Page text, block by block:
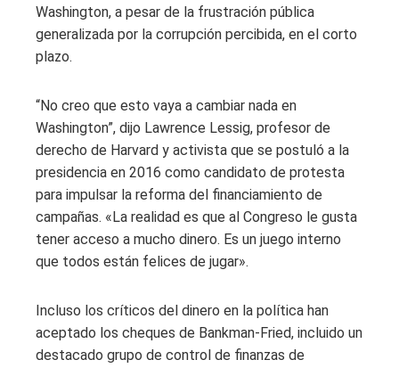
Washington, a pesar de la frustración pública
generalizada por la corrupción percibida, en el corto
plazo.
“No creo que esto vaya a cambiar nada en
Washington”, dijo Lawrence Lessig, profesor de
derecho de Harvard y activista que se postuló a la
presidencia en 2016 como candidato de protesta
para impulsar la reforma del financiamiento de
campañas. «La realidad es que al Congreso le gusta
tener acceso a mucho dinero. Es un juego interno
que todos están felices de jugar».
Incluso los críticos del dinero en la política han
aceptado los cheques de Bankman-Fried, incluido un
destacado grupo de control de finanzas de